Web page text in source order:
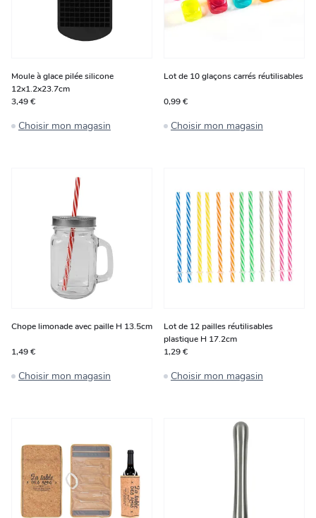
Moule à glace pilée silicone
12x1.2x23.7cm
3,49 €
Choisir mon magasin
Lot de 10 glaçons carrés réutilisables
0,99 €
Choisir mon magasin
Chope limonade avec paille H 13.5cm
1,49 €
Choisir mon magasin
Lot de 12 pailles réutilisables
plastique H 17.2cm
1,29 €
Choisir mon magasin